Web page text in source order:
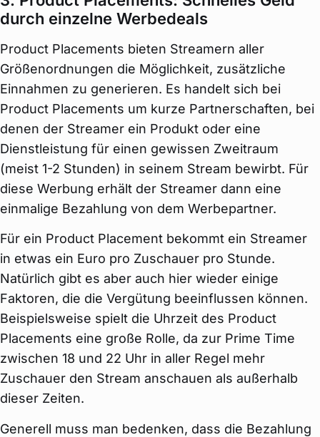
durch einzelne Werbedeals
Product Placements bieten Streamern aller
Größenordnungen die Möglichkeit, zusätzliche
Einnahmen zu generieren. Es handelt sich bei
Product Placements um kurze Partnerschaften, bei
denen der Streamer ein Produkt oder eine
Dienstleistung für einen gewissen Zweitraum
(meist 1-2 Stunden) in seinem Stream bewirbt. Für
diese Werbung erhält der Streamer dann eine
einmalige Bezahlung von dem Werbepartner.
Für ein Product Placement bekommt ein Streamer
in etwas ein Euro pro Zuschauer pro Stunde.
Natürlich gibt es aber auch hier wieder einige
Faktoren, die die Vergütung beeinflussen können.
Beispielsweise spielt die Uhrzeit des Product
Placements eine große Rolle, da zur Prime Time
zwischen 18 und 22 Uhr in aller Regel mehr
Zuschauer den Stream anschauen als außerhalb
dieser Zeiten.
Generell muss man bedenken, dass die Bezahlung